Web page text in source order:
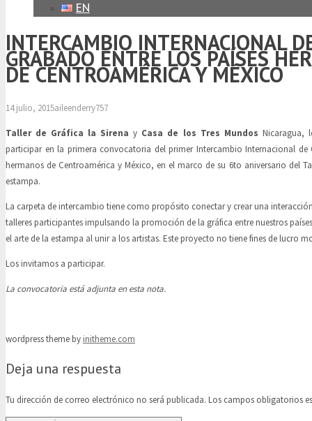
EN
INTERCAMBIO INTERNACIONAL
GRABADO ENTRE LOS PAÍSES
DE CENTROAMÉRICA Y MÉXICO
14 julio, 2015aileenderry757
Taller de Gráfica la Sirena y Casa de los Tres Mundos Nicaragua,
participar en la primera convocatoria del primer Intercambio Internacional de
hermanos de Centroamérica y México, en el marco de su 6to aniversario del
estampa.
La carpeta de intercambio tiene como propósito conectar y crear una
talleres participantes impulsando la promoción de la gráfica entre nuestros
el arte de la estampa al unir a los artistas. Este proyecto no tiene fines de lucro
Los invitamos a participar.
La convocatoria está adjunta en esta nota.
wordpress theme by initheme.com
Deja una respuesta
Tu dirección de correo electrónico no será publicada. Los campos obligatorios